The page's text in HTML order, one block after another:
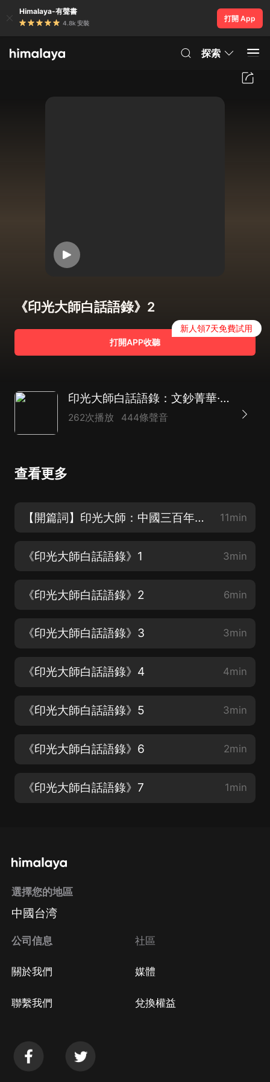
Himalaya-有聲書
4.8k 安裝
打開 App
探索
《印光大師白話語錄》2
打開APP收聽
新人領7天免費試用
印光大師白話語錄：文鈔菁華·佛學智慧哲學｜弘一法師
262次播放 444條聲音
查看更多
【開篇詞】印光大師：中國三百年來一人而已的偉大高僧 11min
《印光大師白話語錄》1 3min
《印光大師白話語錄》2 6min
《印光大師白話語錄》3 3min
《印光大師白話語錄》4 4min
《印光大師白話語錄》5 3min
《印光大師白話語錄》6 2min
《印光大師白話語錄》7 1min
選擇您的地區
中國台湾
公司信息
關於我們
聯繫我們
社區
媒體
兌換權益